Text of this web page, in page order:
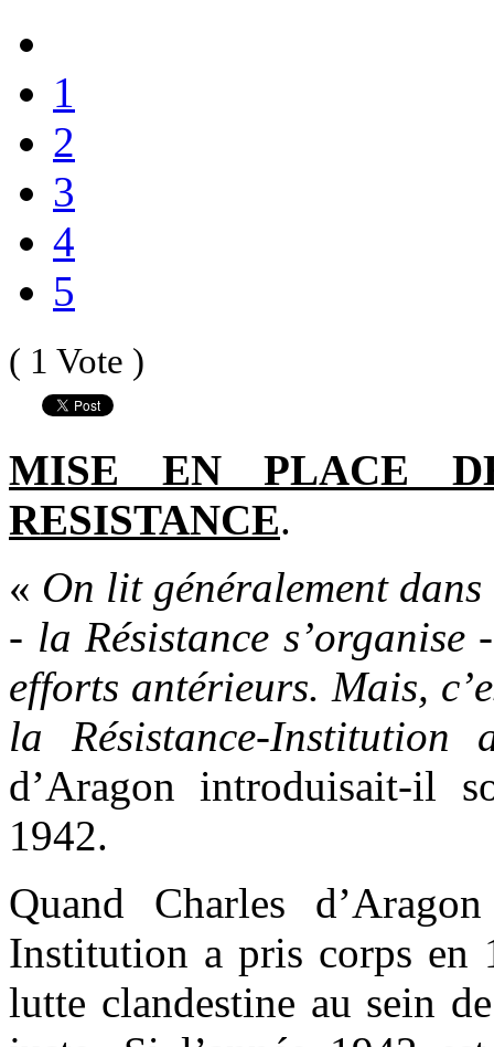
1
2
3
4
5
( 1 Vote )
MISE EN PLACE
RESISTANCE.
« On lit généralement
- la Résistance s’organise
efforts antérieurs. Mais,
la Résistance-Institution
d’Aragon introduisait-il
1942.
Quand Charles
Institution a pris corps en
lutte clandestine au sein